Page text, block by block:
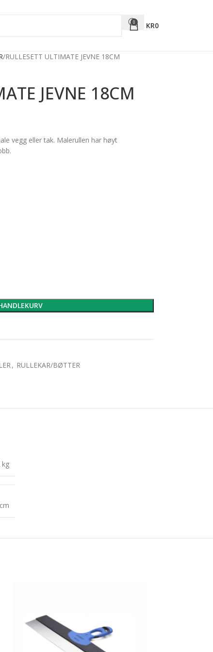
0 KR0
RULLESETT ULTIMATE JEVNE 18CM
JEVNE 18CM
vegg eller tak. Malerullen har høyt
, RULLEKAR/BØTTER
kg